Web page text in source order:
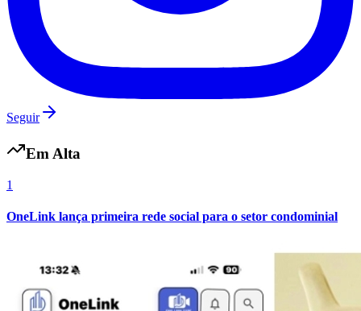
Seguir
Em Alta
1
OneLink lança primeira rede social para o setor condominial